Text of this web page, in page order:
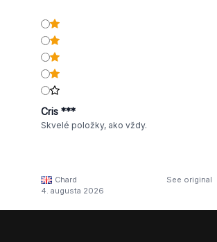
Cris ***
Skvelé položky, ako vždy.
Chard
See original
4. augusta 2026